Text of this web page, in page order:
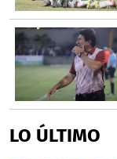
LO ÚLTIMO